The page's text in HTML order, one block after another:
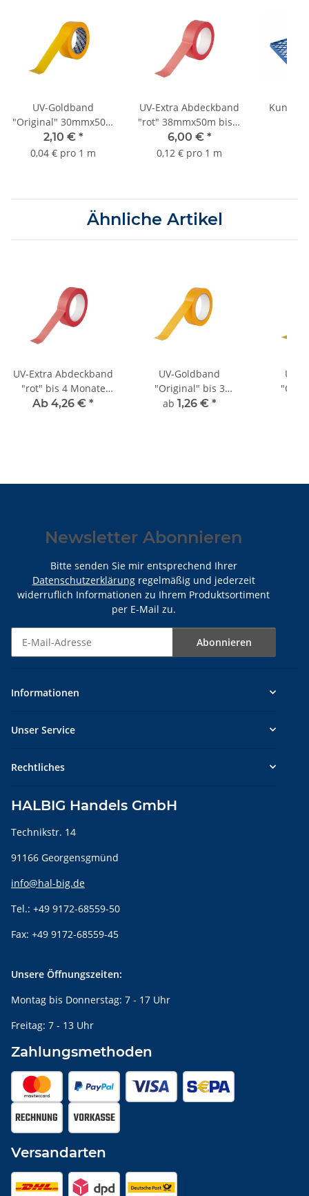
UV-Goldband
"Original" 30mmx50m
bis 3 Monate Sorte
K055
2,10 € *
0,04 € pro 1 m
UV-Extra Abdeckband
"rot" 38mmx50m bis 4
Monate Sorte K060
6,00 € *
0,12 € pro 1 m
Ähnliche Artikel
UV-Extra Abdeckband
"rot" bis 4 Monate
Sorte K060
Ab 4,26 € *
UV-Goldband
"Original" bis 3
Monate, neutraler
ab 1,26 € *
UV-
Newsletter Abonnieren
Bitte senden Sie mir entsprechend Ihrer
Datenschutzerklärungregelmäßig und jederzeit
widerruflich Informationen zu Ihrem Produktsortiment
per E-Mail zu.
Abonnieren
Informationen
Unser Service
Rechtliches
HALBIG Handels GmbH
Technikstr. 14
91166 Georgensgmünd
info@hal-big.de
Tel.: +49 9172-68559-50
Fax: +49 9172-68559-45
Unsere Öffnungszeiten:
Montag bis Donnerstag: 7 - 17 Uhr
Freitag: 7 - 13 Uhr
Zahlungsmethoden
Versandarten